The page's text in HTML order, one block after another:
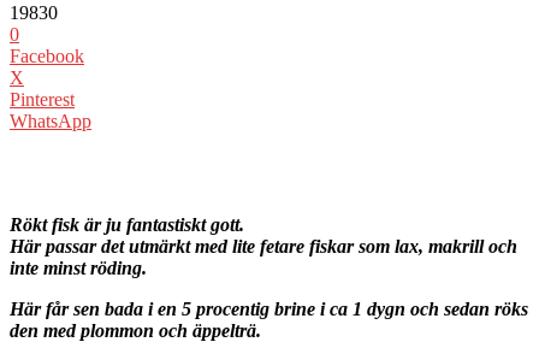
19830
0
Facebook
X
Pinterest
WhatsApp
Rökt fisk är ju fantastiskt gott.
Här passar det utmärkt med lite fetare fiskar som lax, makrill och
inte minst röding.
Här får sen bada i en 5 procentig brine i ca 1 dygn och sedan röks
den med plommon och äppelträ.